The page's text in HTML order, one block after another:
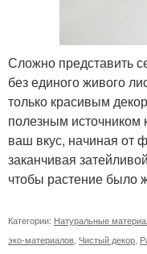
Сложно представить
без единого живого
только красивым
полезным источником
ваш вкус, начиная от
заканчивая
чтобы растение было
Категории: Натуральные
эко-материалов Чистый декор